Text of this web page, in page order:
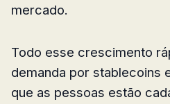
mercado.
Todo esse crescimento
demanda por stablecoins
que as pessoas estão